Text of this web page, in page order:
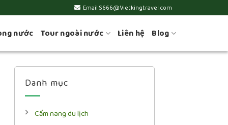
Email:S666@Vietkingtravel.com
nước Tour ngoài nước Liên hệ Blog
Danh mục
Cẩm nang du lịch